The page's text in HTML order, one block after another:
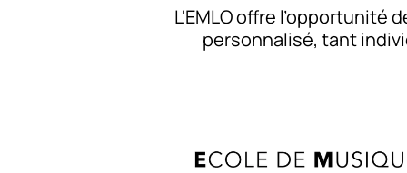
L'EMLO offre l’opportunité
personnalisé, tant